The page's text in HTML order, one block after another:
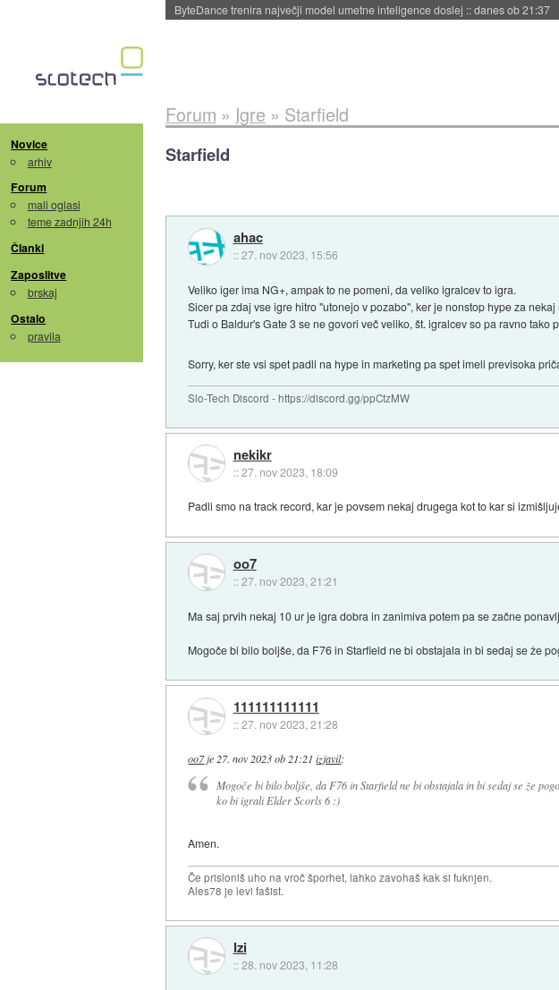
Spletne strani začele streči oglase za agente umetne inteligence::danes ob
Novice
arhiv
Forum
mali oglasi
teme zadnjih 24h
Članki
Zaposlitve
brskaj
Ostalo
pravila
Forum » Igre » Starfield
Starfield
ahac
::27. nov 2023, 15:56
Veliko iger ima NG+, ampak to ne pomeni, da veliko igralcev to igra.
Sicer pa zdaj vse igre hitro "utonejo v pozabo", ker je nonstop hype za nekaj
Tudi o Baldur's Gate 3 se ne govori več veliko, št. igralcev so pa ravno tako
Sorry, ker ste vsi spet padli na hype in marketing pa spet imeli previsoka
Slo-Tech Discord - https://discord.gg/ppCtzMW
nekikr
::27. nov 2023, 18:09
Padli smo na track record, kar je povsem nekaj drugega kot to kar si
oo7
::27. nov 2023, 21:21
Ma saj prvih nekaj 10 ur je igra dobra in zanimiva potem pa se začne
Mogoče bi bilo boljše, da F76 in Starfield ne bi obstajala in bi sedaj se že
111111111111
::27. nov 2023, 21:28
oo7je 27. nov 2023 ob 21:21 izjavil:
Mogoče bi bilo boljše, da F76 in Starfield ne bi obstajala in bi sedaj se že
ko bi igrali Elder Scorls 6 :)
Amen.
Če prisloniš uho na vroč šporhet, lahko zavohaš kak si fuknjen.
Ales78 je levi fašist.
Izi
::28. nov 2023, 11:28